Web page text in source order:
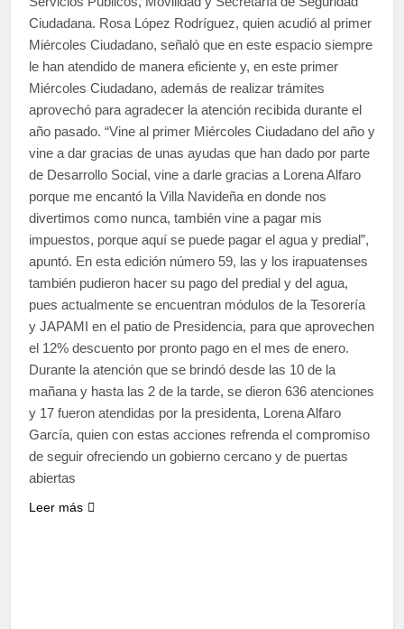
Ciudadana. Rosa López Rodríguez, quien acudió al primer
Miércoles Ciudadano, señaló que en este espacio siempre
le han atendido de manera eficiente y, en este primer
Miércoles Ciudadano, además de realizar trámites
aprovechó para agradecer la atención recibida durante el
año pasado. “Vine al primer Miércoles Ciudadano del año y
vine a dar gracias de unas ayudas que han dado por parte
de Desarrollo Social, vine a darle gracias a Lorena Alfaro
porque me encantó la Villa Navideña en donde nos
divertimos como nunca, también vine a pagar mis
impuestos, porque aquí se puede pagar el agua y predial”,
apuntó. En esta edición número 59, las y los irapuatenses
también pudieron hacer su pago del predial y del agua,
pues actualmente se encuentran módulos de la Tesorería
y JAPAMI en el patio de Presidencia, para que aprovechen
el 12% descuento por pronto pago en el mes de enero.
Durante la atención que se brindó desde las 10 de la
mañana y hasta las 2 de la tarde, se dieron 636 atenciones
y 17 fueron atendidas por la presidenta, Lorena Alfaro
García, quien con estas acciones refrenda el compromiso
de seguir ofreciendo un gobierno cercano y de puertas
abiertas
Leer más